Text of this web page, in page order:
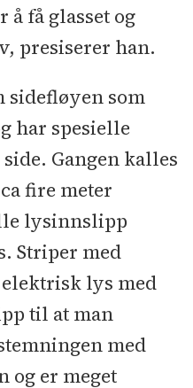
få glasset og
presiserer han.
som
har spesielle
Gangen kalles
fire meter
lysinnslipp
Striper med
lys med
til at man
med
og er meget